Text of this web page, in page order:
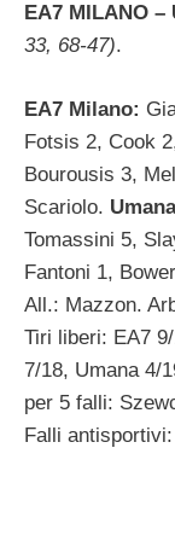
EA7 MILANO –
33, 68-47).
EA7 Milano:
Fotsis 2, Cook
Bourousis 3,
Scariolo.
Tomassini 5,
Fantoni 1,
All.: Mazzon.
Tiri liberi: EA7
7/18, Umana 4/
per 5 falli:
Falli